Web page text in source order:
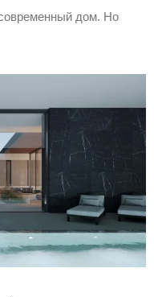
дом. Но